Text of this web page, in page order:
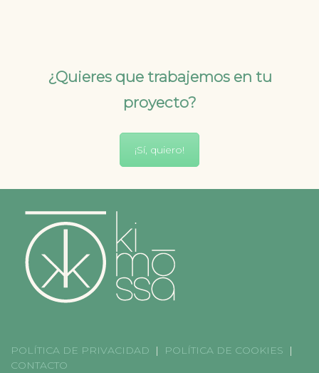
¿Quieres que trabajemos en tu
proyecto?
¡Sí, quiero!
POLÍTICA DE PRIVACIDAD | POLÍTICA DE COOKIES |
CONTACTO